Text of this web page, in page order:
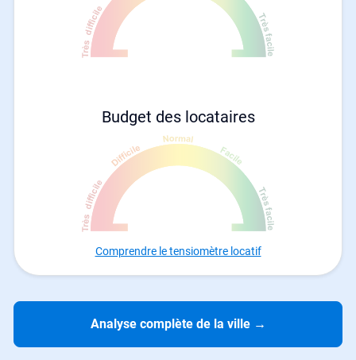
Budget des locataires
Comprendre le tensiomètre locatif
Analyse complète de la ville →